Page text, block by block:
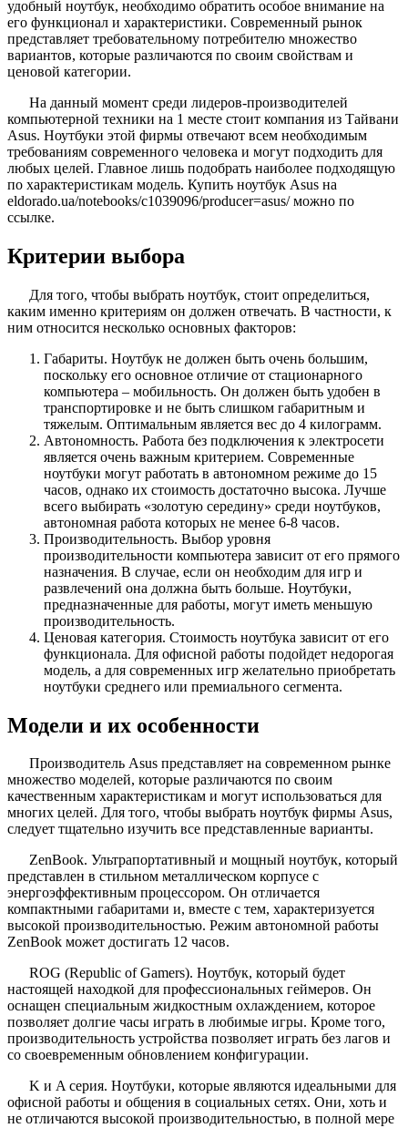
удобный ноутбук, необходимо обратить особое внимание на
его функционал и характеристики. Современный рынок
представляет требовательному потребителю множество
вариантов, которые различаются по своим свойствам и
ценовой категории.
На данный момент среди лидеров-производителей
компьютерной техники на 1 месте стоит компания из Тайвани
Asus. Ноутбуки этой фирмы отвечают всем необходимым
требованиям современного человека и могут подходить для
любых целей. Главное лишь подобрать наиболее подходящую
по характеристикам модель. Купить ноутбук Asus на
eldorado.ua/notebooks/c1039096/producer=asus/ можно по
ссылке.
Критерии выбора
Для того, чтобы выбрать ноутбук, стоит определиться,
каким именно критериям он должен отвечать. В частности, к
ним относится несколько основных факторов:
Габариты. Ноутбук не должен быть очень большим,
поскольку его основное отличие от стационарного
компьютера – мобильность. Он должен быть удобен в
транспортировке и не быть слишком габаритным и
тяжелым. Оптимальным является вес до 4 килограмм.
Автономность. Работа без подключения к электросети
является очень важным критерием. Современные
ноутбуки могут работать в автономном режиме до 15
часов, однако их стоимость достаточно высока. Лучше
всего выбирать «золотую середину» среди ноутбуков,
автономная работа которых не менее 6-8 часов.
Производительность. Выбор уровня
производительности компьютера зависит от его прямого
назначения. В случае, если он необходим для игр и
развлечений она должна быть больше. Ноутбуки,
предназначенные для работы, могут иметь меньшую
производительность.
Ценовая категория. Стоимость ноутбука зависит от его
функционала. Для офисной работы подойдет недорогая
модель, а для современных игр желательно приобретать
ноутбуки среднего или премиального сегмента.
Модели и их особенности
Производитель Asus представляет на современном рынке
множество моделей, которые различаются по своим
качественным характеристикам и могут использоваться для
многих целей. Для того, чтобы выбрать ноутбук фирмы Asus,
следует тщательно изучить все представленные варианты.
ZenBook. Ультрапортативный и мощный ноутбук, который
представлен в стильном металлическом корпусе с
энергоэффективным процессором. Он отличается
компактными габаритами и, вместе с тем, характеризуется
высокой производительностью. Режим автономной работы
ZenBook может достигать 12 часов.
ROG (Republic of Gamers). Ноутбук, который будет
настоящей находкой для профессиональных геймеров. Он
оснащен специальным жидкостным охлаждением, которое
позволяет долгие часы играть в любимые игры. Кроме того,
производительность устройства позволяет играть без лагов и
со своевременным обновлением конфигурации.
K и A серия. Ноутбуки, которые являются идеальными для
офисной работы и общения в социальных сетях. Они, хоть и
не отличаются высокой производительностью, в полной мере